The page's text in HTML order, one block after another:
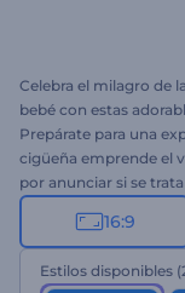
Celebra el milagro de
bebé con estas
Prepárate para una
cigüeña emprende el
por anunciar si se
amorosa familia.
como la fecha
obtener una apertura
cuestión de minutos.
16:9
Estilos disponibles